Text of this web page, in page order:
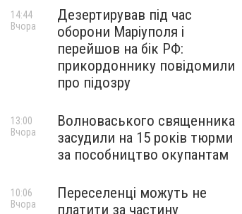
Дезертирував під час
оборони Маріуполя і
перейшов на бік РФ:
прикордоннику повідомили
про підозру
14:44
Вчора
Волноваського священника
засудили на 15 років тюрми
за пособництво окупантам
13:00
Вчора
Переселенці можуть не
платити за частину
10:06
Вчора